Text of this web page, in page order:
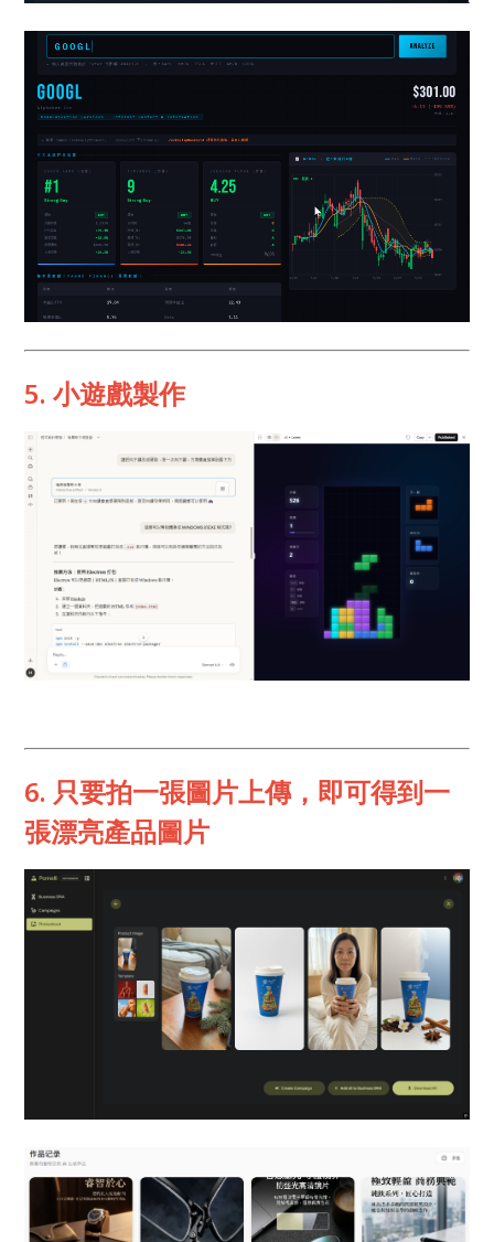
5. 小遊戲製作
6. 只要拍一張圖片上傳，即可得到一
張漂亮產品圖片